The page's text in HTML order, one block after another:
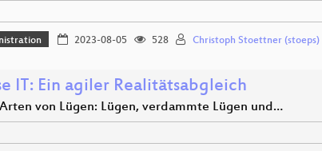
2023-08-05 528 Christoph Stoettner (stoeps)
IT: Ein agiler Realitätsabgleich
von Lügen: Lügen, verdammte Lügen und…